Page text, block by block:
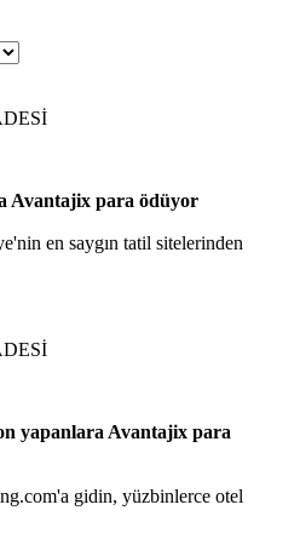
Avantajix para ödüyor
en saygın tatil sitelerinden
yapanlara Avantajix para
gidin, yüzbinlerce otel